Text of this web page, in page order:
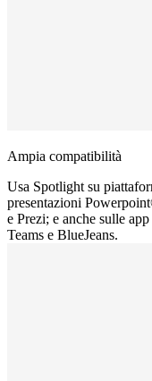
Ampia compatibilità
Usa Spotlight su
presentazioni
e Prezi; e anche sulle
Teams e BlueJeans.